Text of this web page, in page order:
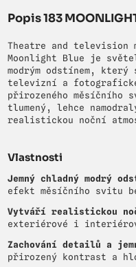
Popis 183
Theatre and television
Moonlight Blue je
modrým odstínem,
televizní a
přirozeného
tlumený, lehce
realistickou noční
Vlastnosti
Jemný chladný modrý
efekt měsíčního svitu
Vytváří realistickou
exteriérové i
Zachování detailů a
přirozený kontrast a